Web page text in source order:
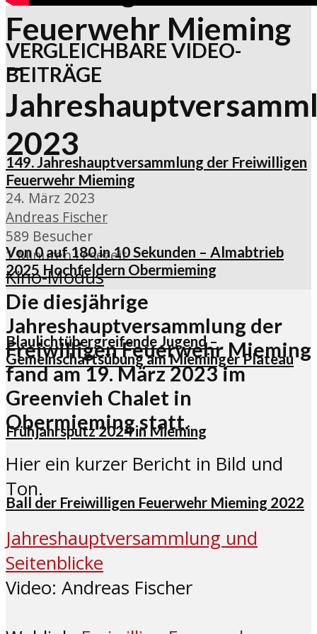
VERGLEICHBARE VIDEO-
BEITRÄGE
149. Jahreshauptversammlung der Freiwilligen
Feuerwehr Mieming
Von 0 auf 180 in 10 Sekunden – Almabtrieb
2025 Hochfeldern Obermieming
Blaulichtübergreifende Jugend –
Gemeinschaftsübung am Mieminger Plateau
Frühjahrsputz 2024 in Mieming
Ball der Freiwilligen Feuerwehr Mieming 2022
Feuerwehr Mieming
–
2023
24. März 2023
Andreas Fischer
589 Besucher
1 Minuten Lesezeit
Kino-Modus
Die diesjährige
Jahreshauptversammlung der
Freiwilligen Feuerwehr Mieming
fand am 19. März 2023 im
Greenvieh Chalet in
Obermieming statt.
Hier ein kurzer Bericht in Bild und
Ton.
Jahreshauptversammlung und
Seitenblicke
Video: Andreas Fischer